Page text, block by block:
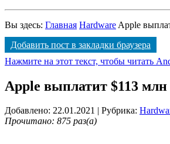
Вы здесь: Главная Hardware Apple
Добавить пост в закладки браузера
Нажмите на этот текст, чтобы читать
Apple выплатит $113 млн
Добавлено: 22.01.2021 | Рубрика:
Прочитано: 875 раз(а)